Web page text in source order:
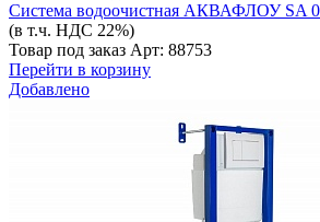
Система водоочистная АКВАФЛОУ SA
(в т.ч. НДС 22%)
Товар под заказ Арт: 88753
Перейти в корзину
Добавлено